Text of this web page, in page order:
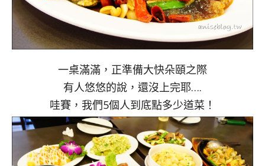
一桌滿滿，正準備大快朵頤之際
有人悠悠的說，還沒上完耶….
哇賽，我們5個人到底點多少道菜！